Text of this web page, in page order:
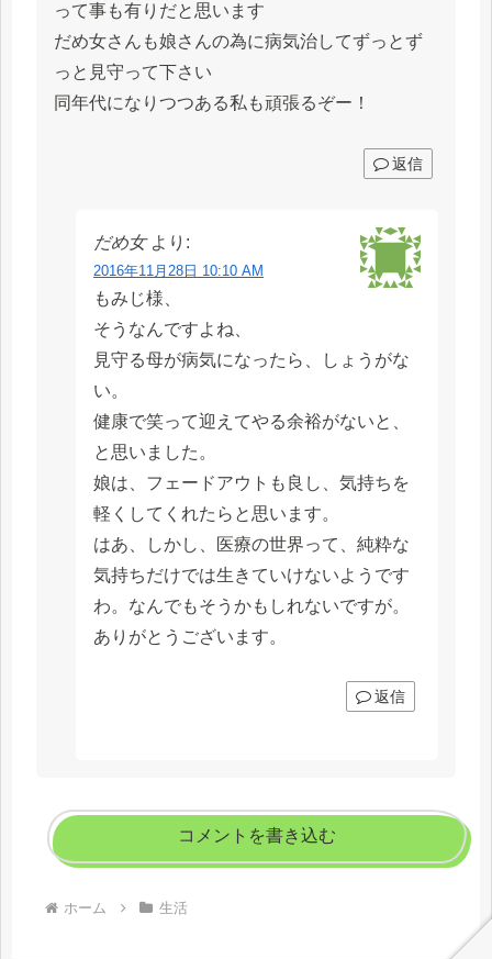
って事も有りだと思います
だめ女さんも娘さんの為に病気治してずっとず
っと見守って下さい
同年代になりつつある私も頑張るぞー！
返信
だめ女 より:
2016年11月28日 10:10 AM
もみじ様、
そうなんですよね、
見守る母が病気になったら、しょうがな
い。
健康で笑って迎えてやる余裕がないと、
と思いました。
娘は、フェードアウトも良し、気持ちを
軽くしてくれたらと思います。
はあ、しかし、医療の世界って、純粋な
気持ちだけでは生きていけないようです
わ。なんでもそうかもしれないですが。
ありがとうございます。
返信
コメントを書き込む
ホーム 生活